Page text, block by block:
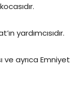
yardımcısıdır.
ve ayrıca